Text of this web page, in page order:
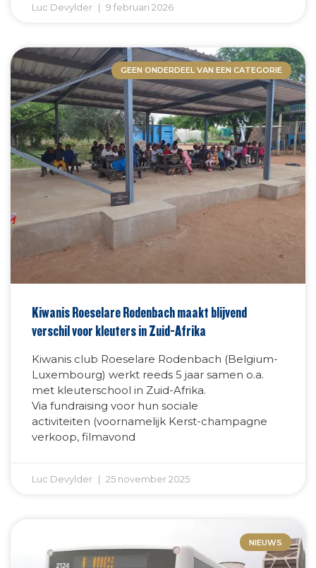
Luc Devylder 9 februari 2026
GEEN ONDERDEEL VAN EEN CATEGORIE
Kiwanis Roeselare Rodenbach maakt blijvend
verschil voor kleuters in Zuid-Afrika
Kiwanis club Roeselare Rodenbach (Belgium-
Luxembourg) werkt reeds 5 jaar samen o.a.
met kleuterschool in Zuid-Afrika.
Via fundraising voor hun sociale
activiteiten (voornamelijk Kerst-champagne
verkoop, filmavond
Luc Devylder 25 november 2025
NIEUWS